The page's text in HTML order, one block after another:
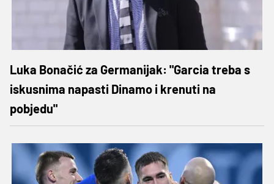
Luka Bonačić za Germanijak: "Garcia treba s
iskusnima napasti Dinamo i krenuti na
pobjedu"